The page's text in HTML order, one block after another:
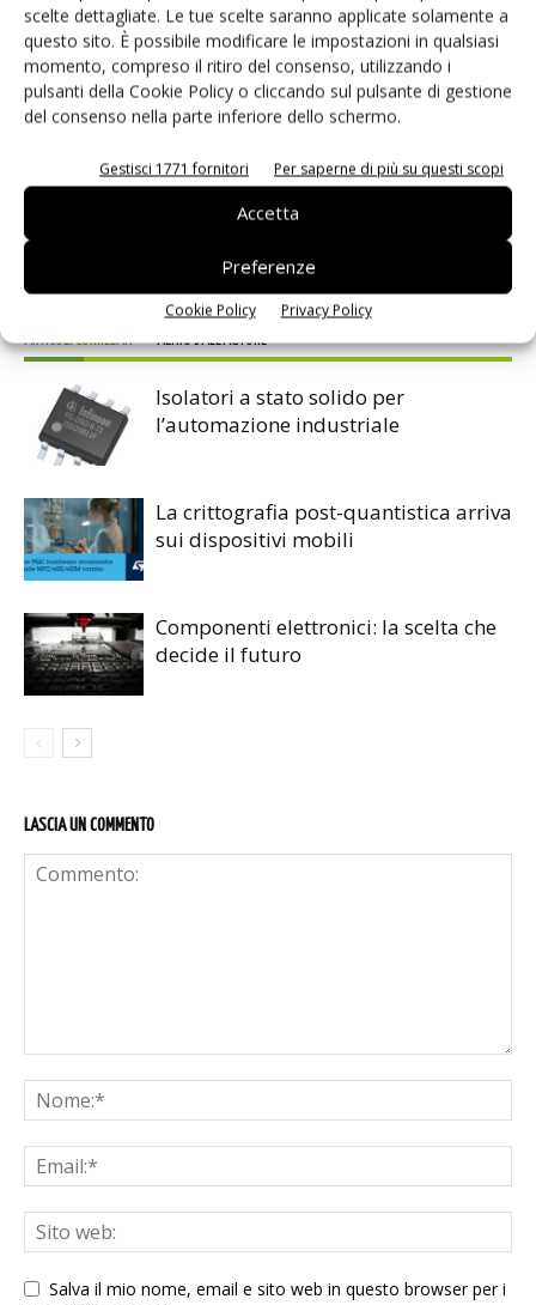
scelte dettagliate. Le tue scelte saranno applicate solamente a
questo sito. È possibile modificare le impostazioni in qualsiasi
momento, compreso il ritiro del consenso, utilizzando i
pulsanti della Cookie Policy o cliccando sul pulsante di gestione
del consenso nella parte inferiore dello schermo.
Gestisci 1771 fornitori Per saperne di più su questi scopi
Accetta
Preferenze
Cookie Policy Privacy Policy
evoluzione.
TAG Connessione IoT miniaturizzazione
Twitter
ARTICOLI CORRELATI ALTRO DALL'AUTORE
Isolatori a stato solido per
l’automazione industriale
La crittografia post-quantistica arriva
sui dispositivi mobili
Componenti elettronici: la scelta che
decide il futuro
LASCIA UN COMMENTO
Salva il mio nome, email e sito web in questo browser per i